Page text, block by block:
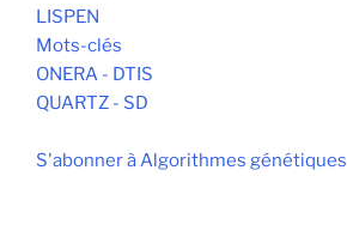
LISPEN
Mots-clés
ONERA - DTIS
QUARTZ - SD
S'abonner à Algorithmes génétiques